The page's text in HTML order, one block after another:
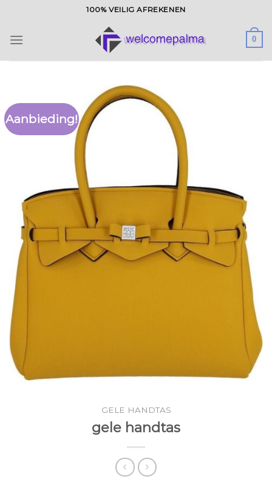
inhoud
100% VEILIG AFREKENEN
0
Aanbieding!
GELE HANDTAS
gele handtas